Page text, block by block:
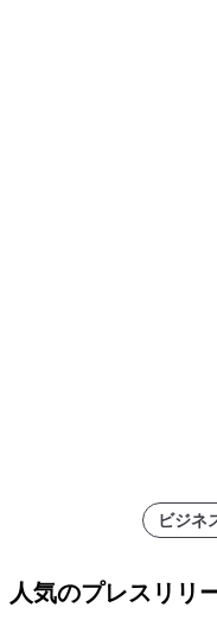
ビジネ
人気のプレスリリ